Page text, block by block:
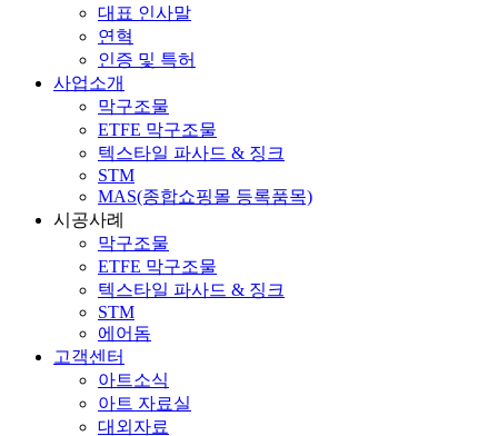
대표 인사말
연혁
인증 및 특허
사업소개
막구조물
ETFE 막구조물
텍스타일 파사드 & 징크
STM
MAS(종합쇼핑몰 등록품목)
시공사례
막구조물
ETFE 막구조물
텍스타일 파사드 & 징크
STM
에어돔
고객센터
아트소식
아트 자료실
대외자료